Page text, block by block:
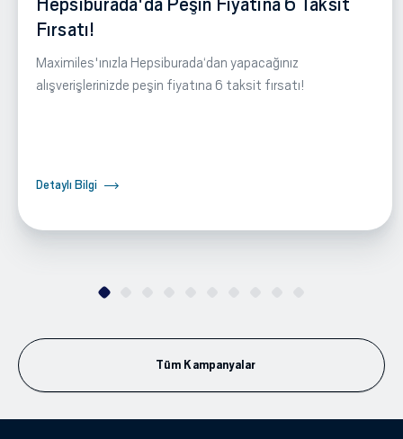
Hepsiburada'da Peşin Fiyatına 6 Taksit
Fırsatı!
Maximiles'ınızla Hepsiburada‘dan yapacağınız
alışverişlerinizde peşin fiyatına 6 taksit fırsatı!
Detaylı Bilgi
Tüm Kampanyalar